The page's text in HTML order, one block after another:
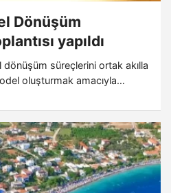
Dönüşüm
yapıldı
süreçlerini ortak akılla
oluşturmak amacıyla
uzman isimlerin katıldığı
bir yol haritası ele alındı.